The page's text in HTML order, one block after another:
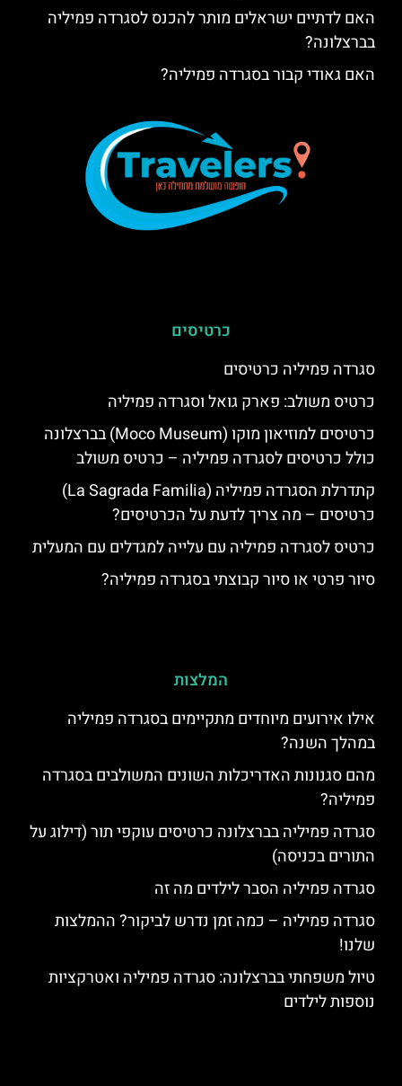
האם לדתיים ישראלים מותר להכנס לסגרדה פמיליה
בברצלונה?
האם גאודי קבור בסגרדה פמיליה?
כרטיסים
סגרדה פמיליה כרטיסים
כרטיס משולב: פארק גואל וסגרדה פמיליה
כרטיסים למוזיאון מוקו (Moco Museum) בברצלונה
כולל כרטיסים לסגרדה פמיליה – כרטיס משולב
קתדרלת הסגרדה פמיליה (La Sagrada Familia)
כרטיסים – מה צריך לדעת על הכרטיסים?
כרטיס לסגרדה פמיליה עם עלייה למגדלים עם המעלית
סיור פרטי או סיור קבוצתי בסגרדה פמיליה?
המלצות
אילו אירועים מיוחדים מתקיימים בסגרדה פמיליה
במהלך השנה?
מהם סגנונות האדריכלות השונים המשולבים בסגרדה
פמיליה?
סגרדה פמיליה בברצלונה כרטיסים עוקפי תור (דילוג על
התורים בכניסה)
סגרדה פמיליה הסבר לילדים מה זה
סגרדה פמיליה – כמה זמן נדרש לביקור? ההמלצות
שלנו!
טיול משפחתי בברצלונה: סגרדה פמיליה ואטרקציות
נוספות לילדים